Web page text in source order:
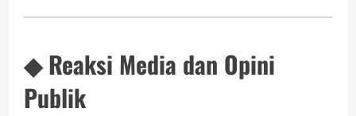
◆ Reaksi Media dan Opini
Publik